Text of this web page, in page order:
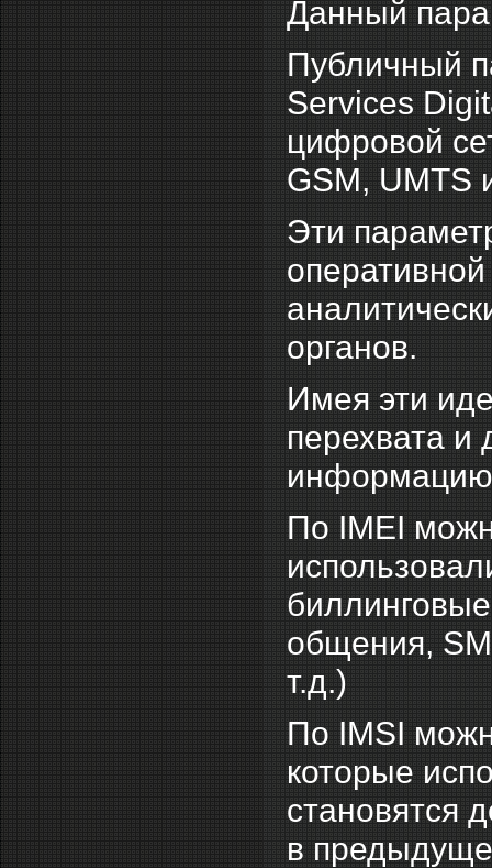
Данный
Публичный
Services
цифровой
GSM, UMTS
Эти
органов.
Имея эти
перехвата
информацию
По IMEI
общения,
т.д.)
По IMSI
которые
становятся
в